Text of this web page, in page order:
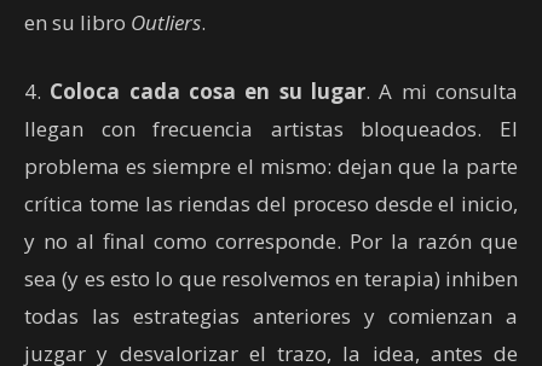
en su libro Outliers.
4. Coloca cada cosa en su lugar. A mi consulta
llegan con frecuencia artistas bloqueados. El
problema es siempre el mismo: dejan que la parte
crítica tome las riendas del proceso desde el inicio,
y no al final como corresponde. Por la razón que
sea (y es esto lo que resolvemos en terapia) inhiben
todas las estrategias anteriores y comienzan a
juzgar y desvalorizar el trazo, la idea, antes de